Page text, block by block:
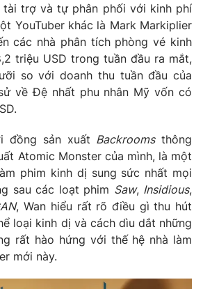
hình thức nếu không có sự chấp
rõ nguồn VTV.vn khi phát hành lại
trợ và tự phân phối với kinh phí
YouTuber khác là Mark Markiplier
các nhà phân tích phòng vé kinh
triệu USD trong tuần đầu ra mắt,
so với doanh thu tuần đầu của
về Đệ nhất phu nhân Mỹ vốn có
đồng sản xuất Backroomsthông
Atomic Monster của mình, là một
phim kinh dị sung sức nhất mọi
sau các loạt phim Saw, Insidious,
, Wan hiểu rất rõ điều gì thu hút
loại kinh dị và cách dìu dắt những
rất hào hứng với thế hệ nhà làm
mới này.